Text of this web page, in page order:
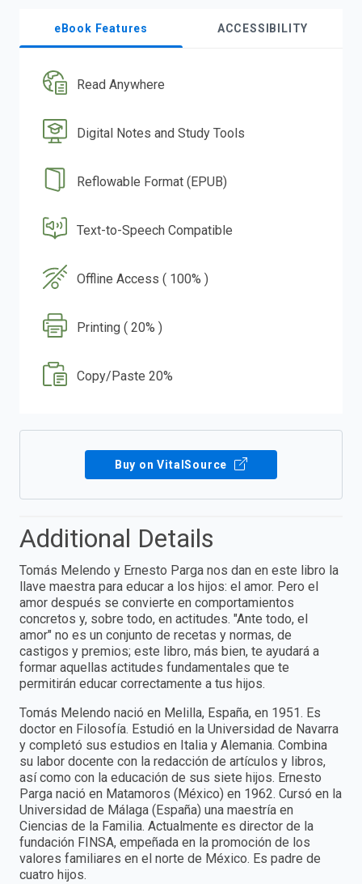
eBook Features ACCESSIBILITY
Read Anywhere
Digital Notes and Study Tools
Reflowable Format (EPUB)
Text-to-Speech Compatible
Offline Access ( 100% )
Printing ( 20% )
Copy/Paste 20%
Buy on VitalSource
Additional Details
Tomás Melendo y Ernesto Parga nos dan en este libro la
llave maestra para educar a los hijos: el amor. Pero el
amor después se convierte en comportamientos
concretos y, sobre todo, en actitudes. "Ante todo, el
amor" no es un conjunto de recetas y normas, de
castigos y premios; este libro, más bien, te ayudará a
formar aquellas actitudes fundamentales que te
permitirán educar correctamente a tus hijos.
Tomás Melendo nació en Melilla, España, en 1951. Es
doctor en Filosofía. Estudió en la Universidad de Navarra
y completó sus estudios en Italia y Alemania. Combina
su labor docente con la redacción de artículos y libros,
así como con la educación de sus siete hijos. Ernesto
Parga nació en Matamoros (México) en 1962. Cursó en la
Universidad de Málaga (España) una maestría en
Ciencias de la Familia. Actualmente es director de la
fundación FINSA, empeñada en la promoción de los
valores familiares en el norte de México. Es padre de
cuatro hijos.